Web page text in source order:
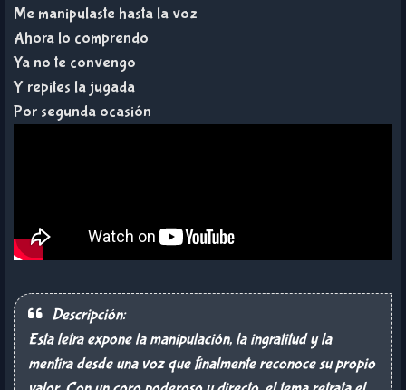
Me manipulaste hasta la voz
Ahora lo comprendo
Ya no te convengo
Y repites la jugada
Por segunda ocasión
Descripción:
Esta letra expone la manipulación, la ingratitud y la
mentira desde una voz que finalmente reconoce su propio